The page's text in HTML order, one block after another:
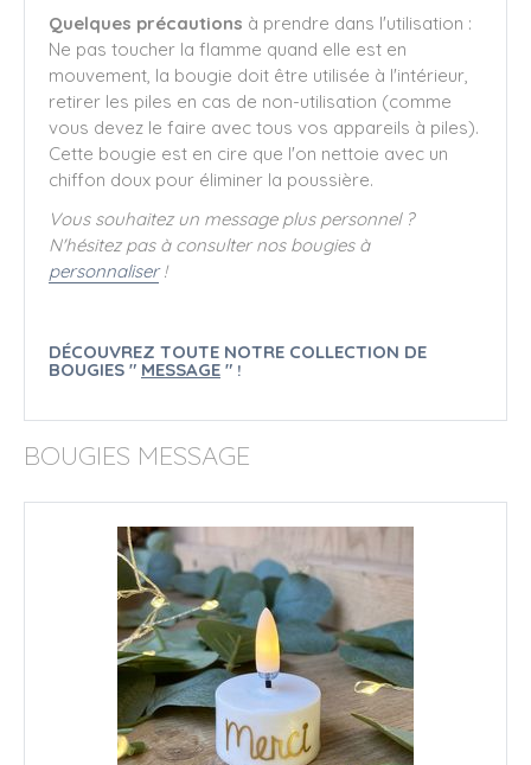
Quelques précautions à prendre dans l'utilisation :
Ne pas toucher la flamme quand elle est en
mouvement, la bougie doit être utilisée à l'intérieur,
retirer les piles en cas de non-utilisation (comme
vous devez le faire avec tous vos appareils à piles).
Cette bougie est en cire que l'on nettoie avec un
chiffon doux pour éliminer la poussière.
Vous souhaitez un message plus personnel ?
N'hésitez pas à consulter nos bougies à
personnaliser!
DÉCOUVREZ TOUTE NOTRE COLLECTION DE
BOUGIES " MESSAGE " !
BOUGIES MESSAGE